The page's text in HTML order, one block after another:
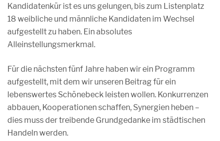
Kandidatenkür ist es uns gelungen, bis zum Listenplatz
18 weibliche und männliche Kandidaten im Wechsel
aufgestellt zu haben. Ein absolutes
Alleinstellungsmerkmal.
Für die nächsten fünf Jahre haben wir ein Programm
aufgestellt, mit dem wir unseren Beitrag für ein
lebenswertes Schönebeck leisten wollen. Konkurrenzen
abbauen, Kooperationen schaffen, Synergien heben –
dies muss der treibende Grundgedanke im städtischen
Handeln werden.